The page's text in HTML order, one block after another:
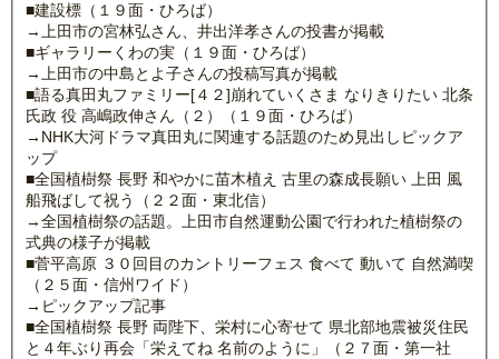
■建設標（１９面・ひろば）
→上田市の宮林弘さん、井出洋孝さんの投書が掲載
■ギャラリーくわの実（１９面・ひろば）
→上田市の中島とよ子さんの投稿写真が掲載
■語る真田丸ファミリー[４２]崩れていくさま なりきりたい 北条
氏政 役 高嶋政伸さん（２）（１９面・ひろば）
→NHK大河ドラマ真田丸に関連する話題のため見出しピックア
ップ
■全国植樹祭 長野 和やかに苗木植え 古里の森成長願い 上田 風
船飛ばして祝う（２２面・東北信）
→全国植樹祭の話題。上田市自然運動公園で行われた植樹祭の
式典の様子が掲載
■菅平高原 ３０回目のカントリーフェス 食べて 動いて 自然満喫
（２５面・信州ワイド）
→ピックアップ記事
■全国植樹祭 長野 両陛下、栄村に心寄せて 県北部地震被災住民
と４年ぶり再会「栄えてね 名前のように」（２７面・第一社